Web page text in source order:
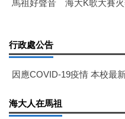
馬祖好聲音 海大K歌大賽
行政處公告
因應COVID-19疫情 本校最
海大人在馬祖